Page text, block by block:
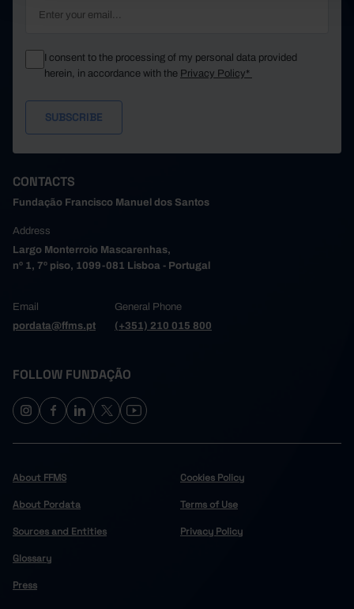
I consent to the processing of my personal data provided
herein, in accordance with the Privacy Policy*
CONTACTS
Fundação Francisco Manuel dos Santos
Address
Largo Monterroio Mascarenhas,
nº 1, 7º piso, 1099-081 Lisboa - Portugal
Email
pordata@ffms.pt
General Phone
(+351) 210 015 800
FOLLOW FUNDAÇÃO
About FFMS
About Pordata
Sources and Entities
Glossary
Press
Cookies Policy
Terms of Use
Privacy Policy